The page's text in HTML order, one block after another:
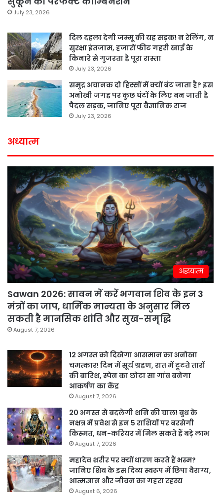
July 23, 2026
दिल दहला देगी जम्मू की यह सड़क! न रेलिंग, न
सुरक्षा इंतजाम, हजारों फीट गहरी खाई के
किनारे से गुजरता है पूरा रास्ता
July 23, 2026
समुद्र अचानक दो हिस्सों में क्यों बंट जाता है? इस
अनोखी जगह पर कुछ घंटों के लिए बन जाती है
पैदल सड़क, जानिए पूरा वैज्ञानिक राज
July 23, 2026
अध्यात्म
अद्धयात्म
Sawan 2026: सावन में करें भगवान शिव के इन 3
मंत्रों का जाप, धार्मिक मान्यता के अनुसार मिल
सकती है मानसिक शांति और सुख-समृद्धि
August 7, 2026
12 अगस्त को दिखेगा आसमान का अनोखा
चमत्कार! दिन में सूर्य ग्रहण, रात में टूटते तारों
की बारिश, स्पेन का छोटा सा गांव बनेगा
आकर्षण का केंद्र
August 7, 2026
20 अगस्त से बदलेगी शनि की चाल! बुध के
नक्षत्र में प्रवेश से इन 5 राशियों पर बरसेगी
किस्मत, धन-करियर में मिल सकते हैं बड़े लाभ
August 7, 2026
महादेव शरीर पर क्यों धारण करते हैं भस्म?
जानिए शिव के इस दिव्य स्वरूप में छिपा वैराग्य,
आत्मज्ञान और जीवन का गहरा रहस्य
August 6, 2026